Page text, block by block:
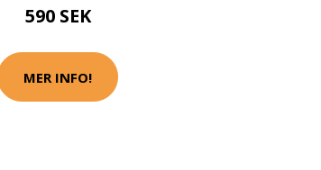
590 SEK
MER INFO!